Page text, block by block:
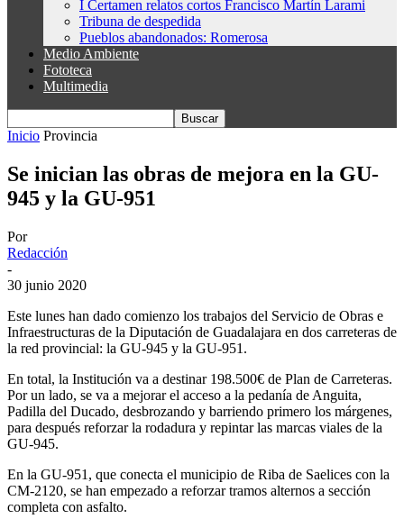
I Certamen relatos cortos Francisco Martín Larami
Tribuna de despedida
Pueblos abandonados: Romerosa
Medio Ambiente
Fototeca
Multimedia
Inicio Provincia
Se inician las obras de mejora en la GU-
945 y la GU-951
Por
Redacción
-
30 junio 2020
Este lunes han dado comienzo los trabajos del Servicio de Obras e
Infraestructuras de la Diputación de Guadalajara en dos carreteras de
la red provincial: la GU-945 y la GU-951.
En total, la Institución va a destinar 198.500€ de Plan de Carreteras.
Por un lado, se va a mejorar el acceso a la pedanía de Anguita,
Padilla del Ducado, desbrozando y barriendo primero los márgenes,
para después reforzar la rodadura y repintar las marcas viales de la
GU-945.
En la GU-951, que conecta el municipio de Riba de Saelices con la
CM-2120, se han empezado a reforzar tramos alternos a sección
completa con asfalto.